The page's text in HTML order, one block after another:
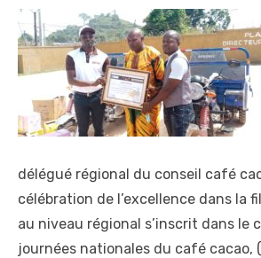
délégué régional du conseil café
célébration de l’excellence dans la
au niveau régional s’inscrit dans le
journées nationales du café cacao,